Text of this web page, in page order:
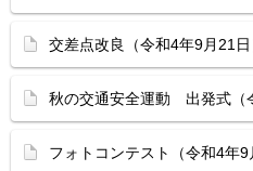
交差点改良（令和4年9月21日
秋の交通安全運動 出発式（
フォトコンテスト（令和4年9